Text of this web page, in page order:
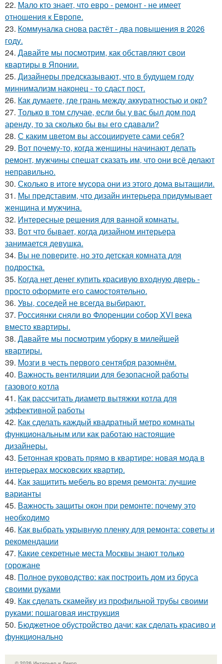
22. Мало кто знает, что евро - ремонт - не имеет
отношения к Европе.
23. Коммуналка снова растёт - два повышения в 2026
году.
24. Давайте мы посмотрим, как обставляют свои
квартиры в Японии.
25. Дизайнеры предсказывают, что в будущем году
миннимализм наконец - то сдаст пост.
26. Как думаете, где грань между аккуратностью и окр?
27. Только в том случае, если бы у вас был дом под
аренду, то за сколько бы вы его сдавали?
28. С каким цветом вы ассоциируете сами себя?
29. Вот почему-то, когда женщины начинают делать
ремонт, мужчины спешат сказать им, что они всё делают
неправильно.
30. Сколько в итоге мусора они из этого дома вытащили.
31. Мы представим, что дизайн интерьера придумывает
женщина и мужчина.
32. Интересные решения для ванной комнаты.
33. Вот что бывает, когда дизайном интерьера
занимается девушка.
34. Вы не поверите, но это детская комната для
подростка.
35. Когда нет денег купить красивую входную дверь -
просто оформите его самостоятельно.
36. Увы, соседей не всегда выбирают.
37. Россиянки сняли во Флоренции собор XVI века
вместо квартиры.
38. Давайте мы посмотрим уборку в милейшей
квартиры.
39. Мозги в честь первого сентября разомнём.
40. Важность вентиляции для безопасной работы
газового котла
41. Как рассчитать диаметр вытяжки котла для
эффективной работы
42. Как сделать каждый квадратный метро комнаты
функциональным или как работаю настоящие
дизайнеры.
43. Бетонная кровать прямо в квартире: новая мода в
интерьерах московских квартир.
44. Как защитить мебель во время ремонта: лучшие
варианты
45. Важность защиты окон при ремонте: почему это
необходимо
46. Как выбрать укрывную пленку для ремонта: советы и
рекомендации
47. Какие секретные места Москвы знают только
горожане
48. Полное руководство: как построить дом из бруса
своими руками
49. Как сделать скамейку из профильной трубы своими
руками: пошаговая инструкция
50. Бюджетное обустройство дачи: как сделать красиво и
функционально